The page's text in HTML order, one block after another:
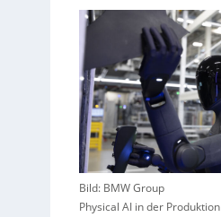
R
A
E
U
-
M
a
s
c
e
n
u
t
z
t
e
C
l
Bild: BMW Group
Physical AI in der Produktion